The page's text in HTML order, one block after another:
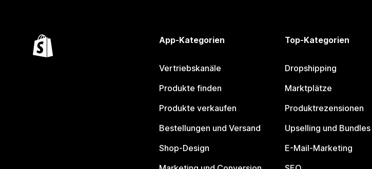
App-Kategorien
Vertriebskanäle
Produkte finden
Produkte verkaufen
Bestellungen und Versand
Shop-Design
Top-Kategorien
Dropshipping
Marktplätze
Produktrezensionen
Upselling und Bundles
E-Mail-Marketing